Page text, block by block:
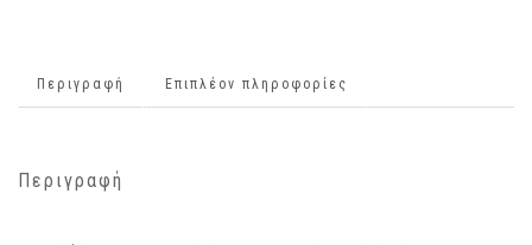
Περιγραφή Επιπλέον πληροφορίες
Περιγραφή